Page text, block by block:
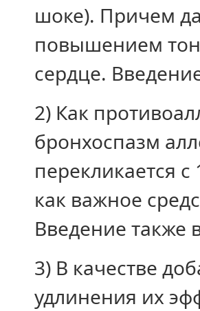
шоке). Причем
повышением
сердце.
2) Как
бронхоспазм
перекликается
как важное
Введение также
3) В качестве
удлинения их